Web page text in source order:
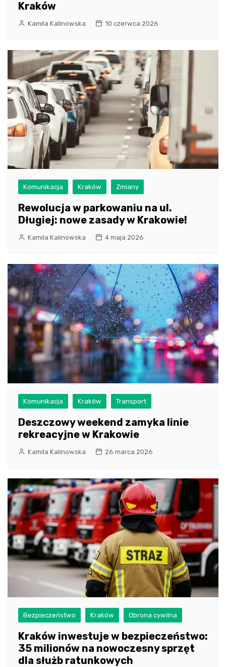
Kraków
Kamila Kalinowska 10 czerwca 2026
Komunikacja Kraków Zmiany
Rewolucja w parkowaniu na ul.
Długiej: nowe zasady w Krakowie!
Kamila Kalinowska 4 maja 2026
Komunikacja Kraków Transport
Deszczowy weekend zamyka linie
rekreacyjne w Krakowie
Kamila Kalinowska 26 marca 2026
Bezpieczeństwo Kraków Obrona cywilna
Kraków inwestuje w bezpieczeństwo:
35 milionów na nowoczesny sprzęt
dla służb ratunkowych